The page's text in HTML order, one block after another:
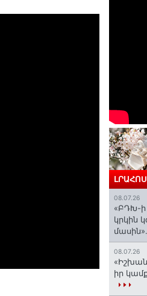
ԼՐԱՀՈՍ
08.07.26
«ԲԴԽ-
կրկին
08.07.26
իր